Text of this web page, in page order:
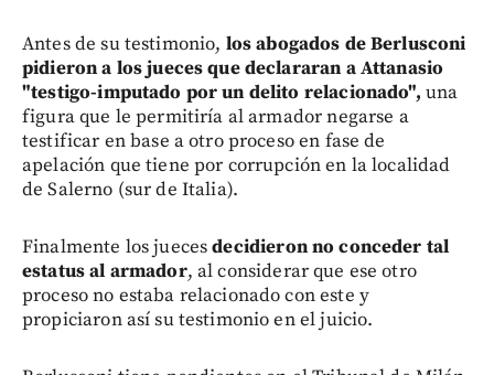
Antes de su testimonio, los abogados de Berlusconi
pidieron a los jueces que declararan a Attanasio
"testigo-imputado por un delito relacionado", una
figura que le permitiría al armador negarse a
testificar en base a otro proceso en fase de
apelación que tiene por corrupción en la localidad
de Salerno (sur de Italia).
Finalmente los juecesdecidieron no conceder tal
estatus al armador, al considerar que ese otro
proceso no estaba relacionado con este y
propiciaron así su testimonio en el juicio.